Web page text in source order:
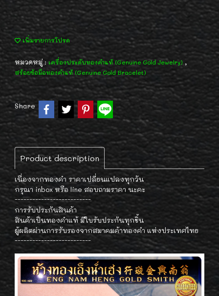
เพิ่มรายการโปรด
หมวดหมู่ :เครื่องประดับทองคำแท้ (Genuine Gold Jewelry) ,
สร้อยข้อมือทองคำแท้ (Genuine Gold Bracelet)
Share
Product description
เนื่องจากทองคำ ราคาเปลี่ยนแปลงทุกวัน
กรุณา inbox หรือ line สอบถามราคา นะคะ
--------------------------
การรับประกันสินค้า
สินค้าเป็นทองคำแท้ มีใบรับประกันทุกชิ้น
ผู้ผลิตผ่านการรับรองจากสมาคมค้าทองคำ แห่งประเทศไทย
--------------------------